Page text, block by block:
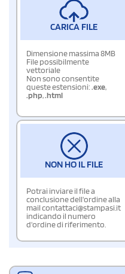
CARICA FILE
Dimensione massima 8MB
File possibilmente
vettoriale
Non sono consentite
queste estensioni:.exe,
.php,.html
NON HO IL FILE
Potrai inviare il file a
conclusione dell'ordine alla
mail contattaci@stampasi.it
indicando il numero
d'ordine di riferimento.